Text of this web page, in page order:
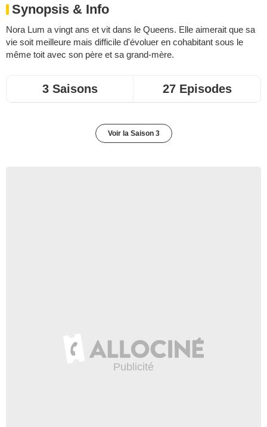
Synopsis & Info
Nora Lum a vingt ans et vit dans le Queens. Elle aimerait que sa
vie soit meilleure mais difficile d'évoluer en cohabitant sous le
même toit avec son père et sa grand-mère.
3 Saisons 27 Episodes
Voir la Saison 3